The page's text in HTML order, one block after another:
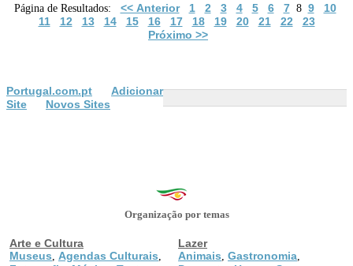
Página de Resultados: << Anterior 1 2 3 4 5 6 78 9
10
11
12 13 14 15 16 17 18 19 20 21 22
23
Próximo >>
Portugal.com.pt
Adicionar
Site
Novos Sites
Organização por temas
Arte e Cultura
Museus
Agendas Culturais
Lazer
Animais Gastronomia